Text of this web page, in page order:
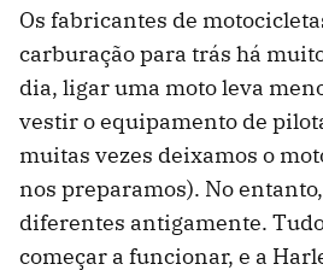
Os fabricantes de
carburação para trás há
dia, ligar uma moto leva
vestir o equipamento de
muitas vezes deixamos o
nos preparamos). No
diferentes antigamente.
começar a funcionar, e a